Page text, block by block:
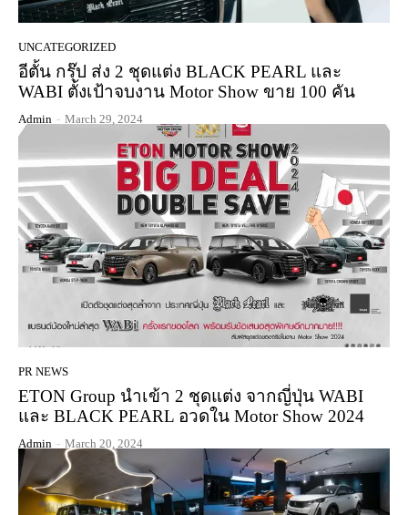
UNCATEGORIZED
อีตั้น กรุ๊ป ส่ง 2 ชุดแต่ง BLACK PEARL และ
WABI ตั้งเป้าจบงาน Motor Show ขาย 100 คัน
Admin - March 29, 2024
PR NEWS
ETON Group นำเข้า 2 ชุดแต่ง จากญี่ปุ่น WABI
และ BLACK PEARL อวดใน Motor Show 2024
Admin - March 20, 2024